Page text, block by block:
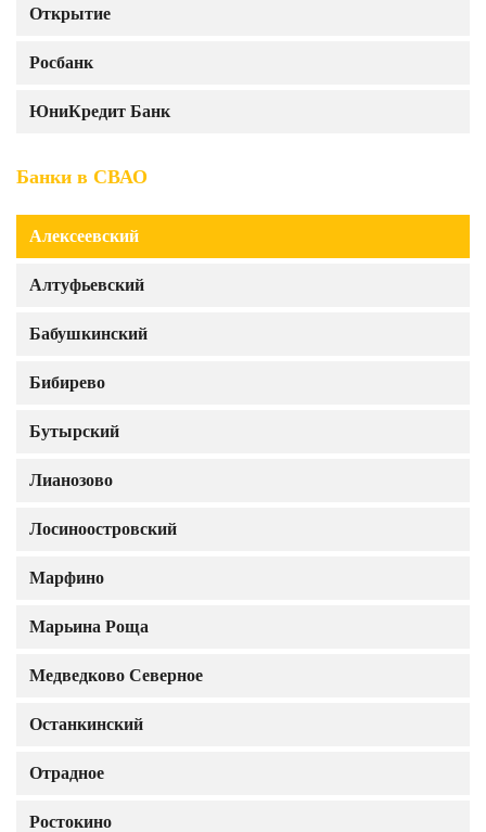
Открытие
Росбанк
ЮниКредит Банк
Банки в СВАО
Алексеевский
Алтуфьевский
Бабушкинский
Бибирево
Бутырский
Лианозово
Лосиноостровский
Марфино
Марьина Роща
Медведково Северное
Останкинский
Отрадное
Ростокино